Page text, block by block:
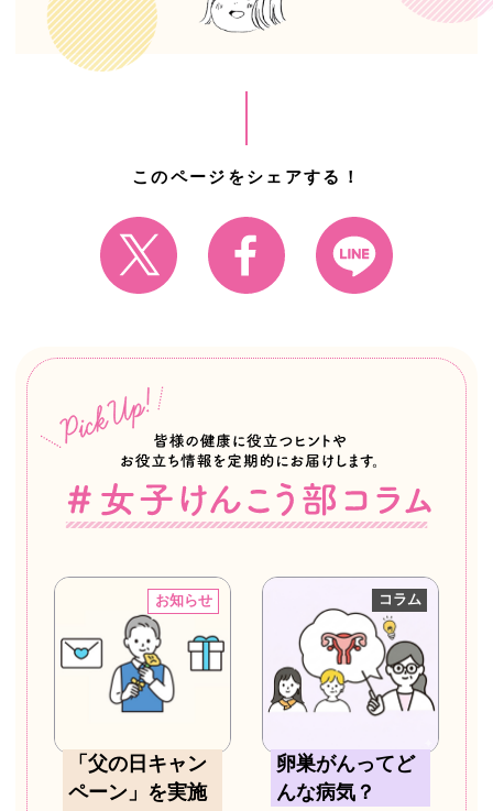
このページをシェアする！
お知らせ
「父の日キャン
ペーン」を実施
コラム
卵巣がんってど
んな病気？